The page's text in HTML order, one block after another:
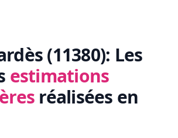
(11380): Les
estimations
réalisées en